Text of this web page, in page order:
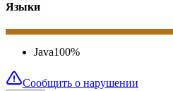
Языки
Java100%
Сообщить о нарушении